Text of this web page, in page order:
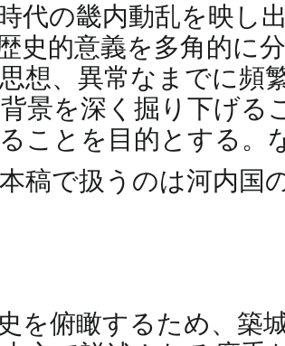
代の畿内動乱を映し
史的意義を多角的に
想、異常なまでに頻
景を深く掘り下げる
ことを目的とする。
稿で扱うのは河内国
を俯瞰するため、築